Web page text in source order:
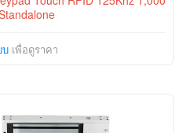
บเพื่อดูราคา